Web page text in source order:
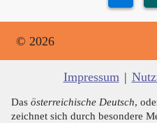
© 2026
Impressum |
Das österreichische Deutsch,
zeichnet sich durch besondere